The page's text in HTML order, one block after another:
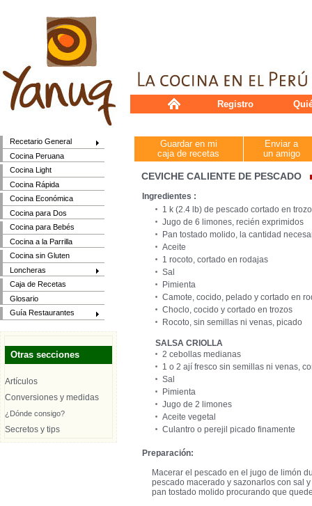
Recetario General
Cocina Peruana
Cocina Light
Cocina Rápida
Cocina Económica
Cocina para Dos
Cocina para Bebés
Cocina a la Parrilla
Cocina sin Gluten
Loncheras
Caja de Recetas
Glosario
Guía Restaurantes
Otras secciones
Artículos
Conversiones y medidas
¿Dónde consigo?
Secretos y tips
Registro
Guardar en mi
caja de recetas
Enviar a
un amigo
CEVICHE CALIENTE DE PESCADO
Ingredientes :
1 k (2.4 lb) de pescado cortado en
Jugo de 6 limones, recién exprimidos
Pan tostado molido, la cantidad
Aceite
1 rocoto, cortado en rodajas
Sal
Pimienta
Camote, cocido, pelado y cortado en
Choclo, cocido y cortado en trozos
Rocoto, sin semillas ni venas, picado
SALSA CRIOLLA
2 cebollas medianas
1 o 2 ají fresco sin semillas ni venas,
Sal
Pimienta
Jugo de 2 limones
Aceite vegetal
Culantro o perejil picado finamente
Preparación:
Macerar el pescado en el jugo de limón
pescado macerado y sazonarlos con sal
pan tostado molido procurando que